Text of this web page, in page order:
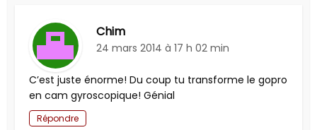
Chim
24 mars 2014 à 17 h 02 min
C’est juste énorme! Du coup tu transforme le gopro
en cam gyroscopique! Génial
Répondre